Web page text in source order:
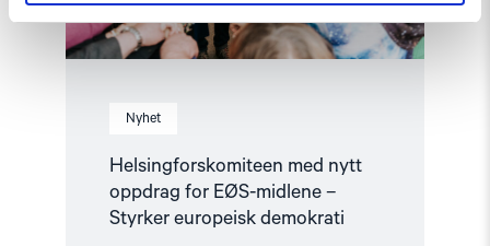
Nyhet
Helsingforskomiteen med nytt
oppdrag for EØS-midlene –
Styrker europeisk demokrati
europeisk
demokrati"